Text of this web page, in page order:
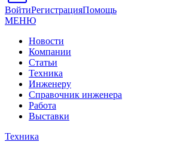
ВойтиРегистрацияПомощь
МЕНЮ
Новости
Компании
Статьи
Техника
Инженеру
Справочник инженера
Работа
Выставки
Техника